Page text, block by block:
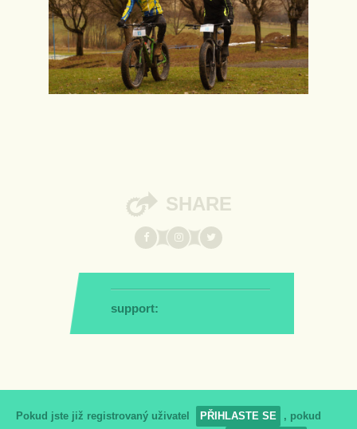
SHARE
support:
Pokud jste již registrovaný uživatel PŘIHLASTE SE
, pokud